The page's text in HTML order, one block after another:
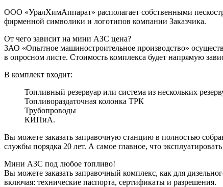
ООО «УралХимАппарат» располагает собственными
фирменной символики и логотипов компании Заказчика.
От чего зависит на мини АЗС цена?
ЗАО «Опытное машиностроительное производство»
в опросном листе. Стоимость комплекса будет напрямую
В комплект входит:
Топливный резервуар или система из нескольких
Топливораздаточная колонка ТРК
Трубопроводы
КИПиА.
Вы можете заказать заправочную станцию в полностью
службы порядка 20 лет. А самое главное, что
Мини АЗС под любое топливо!
Вы можете заказать заправочный комплекс, как для
включая: технические паспорта, сертификаты и разрешения.